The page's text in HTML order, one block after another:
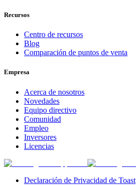
Recursos
Centro de recursos
Blog
Comparación de puntos de venta
Empresa
Acerca de nosotros
Novedades
Equipo directivo
Comunidad
Empleo
Inversores
Licencias
Declaración de Privacidad de Toast